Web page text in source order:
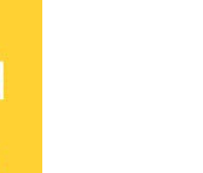
aux exigences
Fret21
repousser nos